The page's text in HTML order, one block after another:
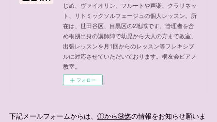
じめ、ヴァイオリン、フルートや声楽、クラリネッ
ト、リトミックソルフェージュの個人レッスン。所
在は、世田谷区、目黒区の2地域です。管理者を含
め桐朋出身の講師陣で幼児から大人の方まで教室、
出張レッスンを月1回からのレッスン等フレキシブ
ルに対応させていただいております。桐友会ピアノ
教室。
フォロー
下記メールフォームからは、 ①から⑨迄の情報をお知らせ願いま